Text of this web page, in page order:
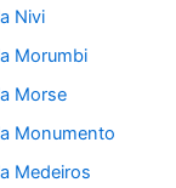
Nivi
Morumbi
Morse
Monumento
Medeiros